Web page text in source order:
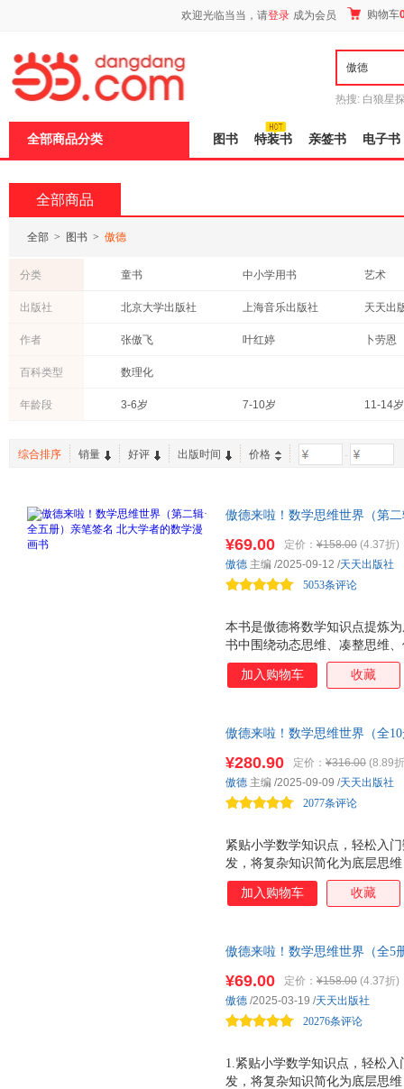
欢迎光临当当，请登录 成为会员 购物车
热搜: 白狼星
全部商品分类 图书 特装书 亲签书 电子书
全部商品
全部 > 图书 > 傲德
分类 童书 中小学用书
艺术
计算机/网络
社会科学
科普读
体育/运动
保健/养生
工具书 旅游/地
出版社 北京大学出版社 上海音乐出版社
天天出
机械工业出版社
晨光出版社
作者 张傲飞 叶红婷
卜劳恩
埃·奥
百科类型 数理化
年龄段 3-6岁 7-10岁 11-14岁
综合排序 销量 好评 出版时间 价格 -
傲德来啦！数学思维世界（第
凑整思维，倍数思维，对称与
阅读中，探索数学思维的奥秘
本书是傲德将数学知识点提炼
书中围绕动态思维、凑整思维
思维，通过奇幻爆笑的故事情
数学的本质。 傲德用独特的视
¥69.00 定价： ¥158.00 (4.37折)
5053条评论
傲德 主编 /2025-09-12 /天天出版社
加入购物车 收藏
傲德来啦！数学思维世界（全
孩子轻松掌握凑整思维、倍数
号思维、单位思维、叠加与减
在快乐的阅读中，探索数学思
紧贴小学数学知识点，轻松入
发，将复杂知识简化为底层思
让孩子在漫画中轻松入门数学
幻爆笑漫画，电影般的冒险故
习的第一步，孩子笑着学知识
思维串联知识点，由点到线、
通，助力每个小读者收获思维
¥280.90 定价： ¥316.00 (8.89
2077条评论
傲德 主编 /2025-09-09 /天天出版社
加入购物车 收藏
傲德来啦！数学思维世界（全5
画书20个爆笑的奇幻探险故事
知识61道例题17节讲解视频，
秘，感受思考的魅力！
1.紧贴小学数学知识点，轻松
发，将复杂知识简化为底层思
¥69.00 定价： ¥158.00 (4.37折)
20276条评论
傲德 /2025-03-19 /天天出版社
页
加